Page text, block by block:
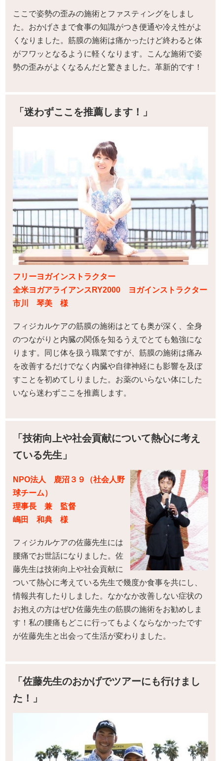
ここで姿勢の歪みの施術とファスティングをしまし
た。おかげさまで食事の知識がつき便通や冷え性がよ
くなりました。筋膜の施術は痛かったけど終わると体
がフワッとなるように軽くなります。こんな施術で姿
勢の歪みがよくなるんだと驚きました。革新的です！
「迷わずここを推薦します！」
フリーヨガインストラクター
全米ヨガアライアンスRY2000 ヨガインストラクター
市川 琴美 様
フィジカルケアの筋膜の施術はとても奥が深く、全身
のつながりと内臓の関係を知るうえでとても勉強にな
ります。同じ体を扱う職業ですが、筋膜の施術は痛み
を改善するだけでなく内臓や自律神経にも影響を及ぼ
すことを初めてしりました。お薬のいらない体にした
いなら迷わずここを推薦します。
「技術向上や社会貢献について熱心に考え
ている先生」
NPO法人 鹿沼３９（社会人野
球チーム）
理事長 兼 監督
嶋田 和典 様
フィジカルケアの佐藤先生には
腰痛でお世話になりました。佐
藤先生は技術向上や社会貢献に
ついて熱心に考えている先生で幾度か食事を共にし、
情報共有したりしました。なかなか改善しない症状の
お抱えの方はぜひ佐藤先生の筋膜の施術をお勧めしま
す！私の腰痛もどこに行ってもよくならなかったです
が佐藤先生と出会って生活が変わりました。
「佐藤先生のおかげでツアーにも行けまし
た！」